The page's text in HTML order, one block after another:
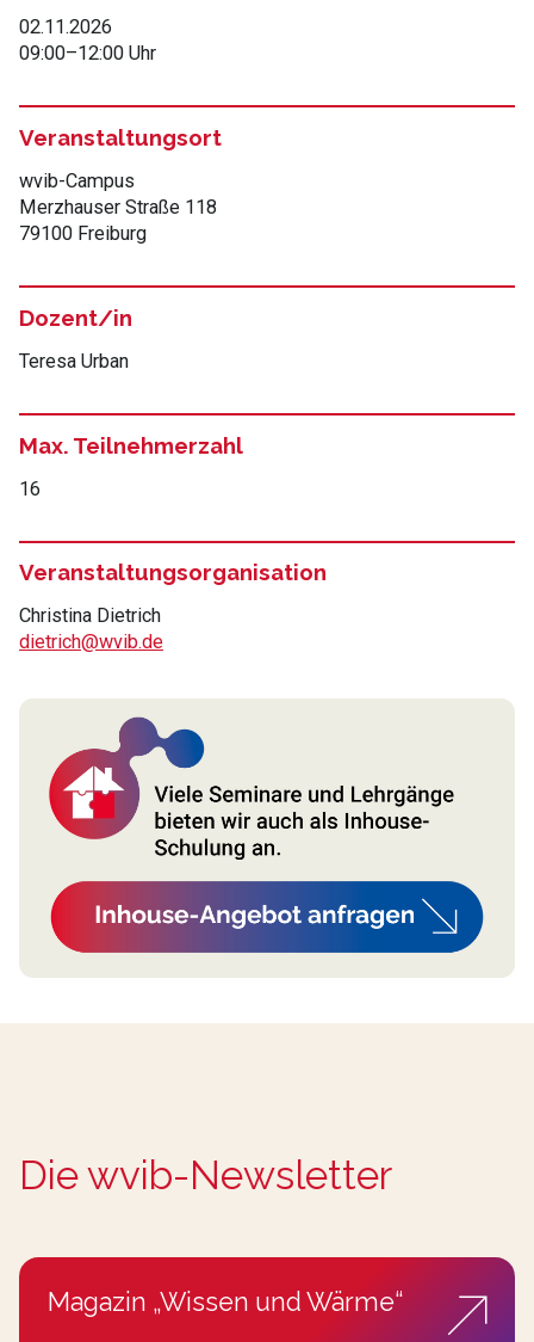
02.11.2026
09:00–12:00 Uhr
Veranstaltungsort
wvib-Campus
Merzhauser Straße 118
79100 Freiburg
Dozent/in
Teresa Urban
Max. Teilnehmerzahl
16
Veranstaltungsorganisation
Christina Dietrich
dietrich@wvib.de
Die wvib-Newsletter
Magazin „Wissen und Wärme“